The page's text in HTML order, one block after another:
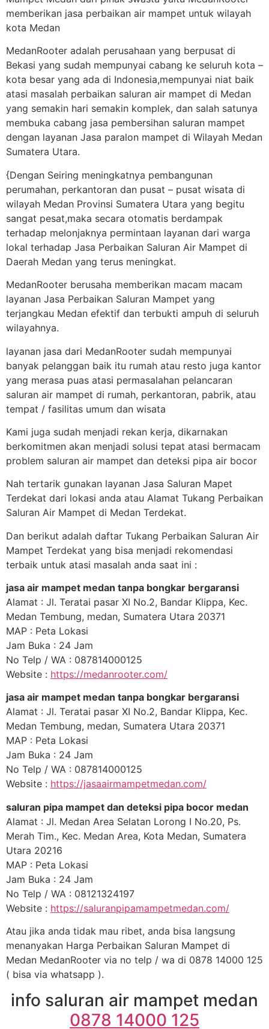
memberikan jasa perbaikan air mampet untuk wilayah
kota Medan
MedanRooter adalah perusahaan yang berpusat di
Bekasi yang sudah mempunyai cabang ke seluruh kota –
kota besar yang ada di Indonesia,mempunyai niat baik
atasi masalah perbaikan saluran air mampet di Medan
yang semakin hari semakin komplek, dan salah satunya
membuka cabang jasa pembersihan saluran mampet
dengan layanan Jasa paralon mampet di Wilayah Medan
Sumatera Utara.
{Dengan Seiring meningkatnya pembangunan
perumahan, perkantoran dan pusat – pusat wisata di
wilayah Medan Provinsi Sumatera Utara yang begitu
sangat pesat,maka secara otomatis berdampak
terhadap melonjaknya permintaan layanan dari warga
lokal terhadap Jasa Perbaikan Saluran Air Mampet di
Daerah Medan yang terus meningkat.
MedanRooter berusaha memberikan macam macam
layanan Jasa Perbaikan Saluran Mampet yang
terjangkau Medan efektif dan terbukti ampuh di seluruh
wilayahnya.
layanan jasa dari MedanRooter sudah mempunyai
banyak pelanggan baik itu rumah atau resto juga kantor
yang merasa puas atasi permasalahan pelancaran
saluran air mampet di rumah, perkantoran, pabrik, atau
tempat / fasilitas umum dan wisata
Kami juga sudah menjadi rekan kerja, dikarnakan
berkomitmen akan menjadi solusi tepat atasi bermacam
problem saluran air mampet dan deteksi pipa air bocor
Nah tertarik gunakan layanan Jasa Saluran Mapet
Terdekat dari lokasi anda atau Alamat Tukang Perbaikan
Saluran Air Mampet di Medan Terdekat.
Dan berikut adalah daftar Tukang Perbaikan Saluran Air
Mampet Terdekat yang bisa menjadi rekomendasi
terbaik untuk atasi masalah anda saat ini :
jasa air mampet medan tanpa bongkar bergaransi
Alamat : Jl. Teratai pasar XI No.2, Bandar Klippa, Kec.
Medan Tembung, medan, Sumatera Utara 20371
MAP : Peta Lokasi
Jam Buka : 24 Jam
No Telp / WA : 087814000125
Website : https://medanrooter.com/
jasa air mampet medan tanpa bongkar bergaransi
Alamat : Jl. Teratai pasar XI No.2, Bandar Klippa, Kec.
Medan Tembung, medan, Sumatera Utara 20371
MAP : Peta Lokasi
Jam Buka : 24 Jam
No Telp / WA : 087814000125
Website : https://jasaairmampetmedan.com/
saluran pipa mampet dan deteksi pipa bocor medan
Alamat : Jl. Medan Area Selatan Lorong I No.20, Ps.
Merah Tim., Kec. Medan Area, Kota Medan, Sumatera
Utara 20216
MAP : Peta Lokasi
Jam Buka : 24 Jam
No Telp / WA : 08121324197
Website : https://saluranpipamampetmedan.com/
Atau jika anda tidak mau ribet, anda bisa langsung
menanyakan Harga Perbaikan Saluran Mampet di
Medan MedanRooter via no telp / wa di 0878 14000 125
( bisa via whatsapp ).
info saluran air mampet medan
0878 14000 125